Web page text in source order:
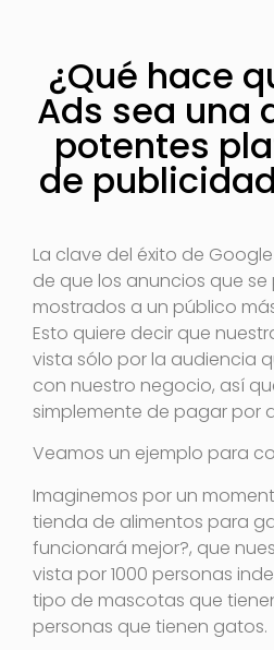
¿Qué hace
Ads sea una
potentes
de
La clave del éxito de
de que los anuncios que
mostrados a un público
Esto quiere decir que
vista sólo por la audiencia
con nuestro negocio, así
simplemente de pagar por
Veamos un ejemplo para
Imaginemos por un
tienda de alimentos para
funcionará mejor?, que
vista por 1000 personas
tipo de mascotas que
personas que tienen gatos.